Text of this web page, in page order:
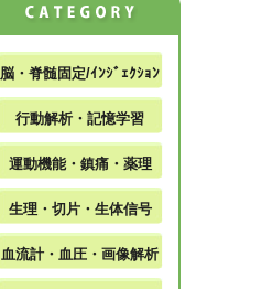
脳・脊髄固定/ｲﾝｼﾞｪｸｼｮﾝ
行動解析・記憶学習
運動機能・鎮痛・薬理
生理・切片・生体信号
血流計・血圧・画像解析